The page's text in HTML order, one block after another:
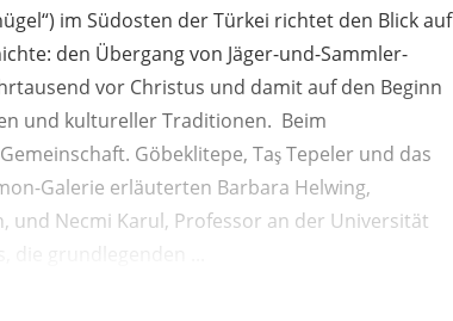
im Südosten der Türkei richtet den Blick auf
den Übergang von Jäger-und-Sammler-
vor Christus und damit auf den Beginn
und kultureller Traditionen. Beim
Göbeklitepe, Taş Tepeler und das
Galerie erläuterten Barbara Helwing,
Necmi Karul, Professor an der Universität
grundlegenden ...